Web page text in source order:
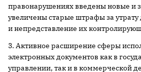
правонарушениях введены новые и
увеличены старые штрафы за утрату
и непредставление их
3. Активное расширение сферы
электронных документов как в
управлении, так и в коммерческой